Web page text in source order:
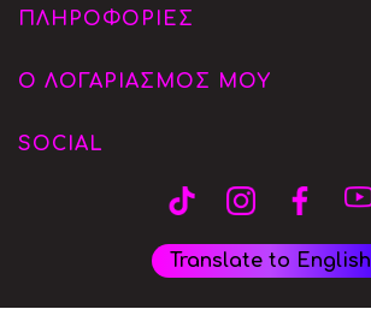
ΠΛΗΡΟΦΟΡΙΕΣ
Ο ΛΟΓΑΡΙΑΣΜΟΣ ΜΟΥ
SOCIAL
Translate to English